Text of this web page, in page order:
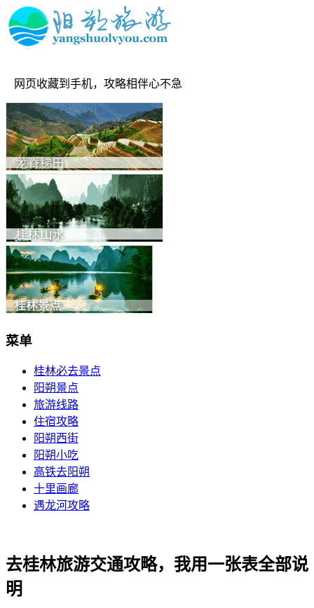
网页收藏到手机，攻略相伴心不急
菜单
桂林必去景点
阳朔景点
旅游线路
住宿攻略
阳朔西街
阳朔小吃
高铁去阳朔
十里画廊
遇龙河攻略
去桂林旅游交通攻略，我用一张表全部说
明